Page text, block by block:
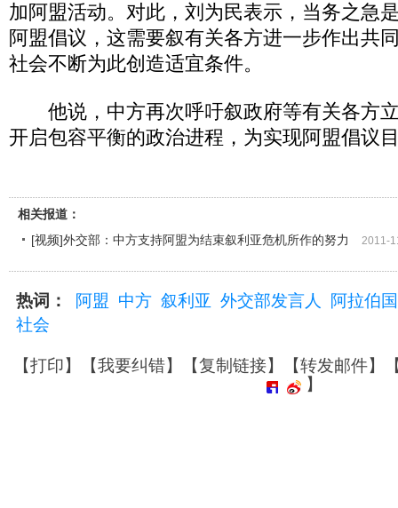
加阿盟活动。对此，刘为民表示，当务之急
阿盟倡议，这需要叙有关各方进一步作出共
社会不断为此创造适宜条件。
他说，中方再次呼吁叙政府等有关各方
开启包容平衡的政治进程，为实现阿盟倡议
相关报道：
[视频]外交部：中方支持阿盟为结束叙利亚危机所作的努力
2011-
热词： 阿盟 中方 叙利亚 外交部发言人
阿拉伯
社会
【打印】【我要纠错】【复制链接】【转发邮件】
】